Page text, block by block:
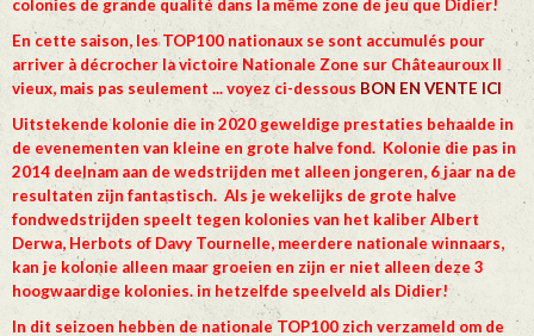
colonies de grande qualité dans la même zone de jeu que Didier!
En cette saison, les TOP100 nationaux se sont accumulés pour
arriver à décrocher la victoire Nationale Zone sur Châteauroux II
vieux, mais pas seulement ... voyez ci-dessous BON EN VENTE ICI
Uitstekende kolonie die in 2020 geweldige prestaties behaalde in
de evenementen van kleine en grote halve fond. Kolonie die pas in
2014 deelnam aan de wedstrijden met alleen jongeren, 6 jaar na de
resultaten zijn fantastisch. Als je wekelijks de grote halve
fondwedstrijden speelt tegen kolonies van het kaliber Albert
Derwa, Herbots of Davy Tournelle, meerdere nationale winnaars,
kan je kolonie alleen maar groeien en zijn er niet alleen deze 3
hoogwaardige kolonies. in hetzelfde speelveld als Didier!
In dit seizoen hebben de nationale TOP100 zich verzameld om de